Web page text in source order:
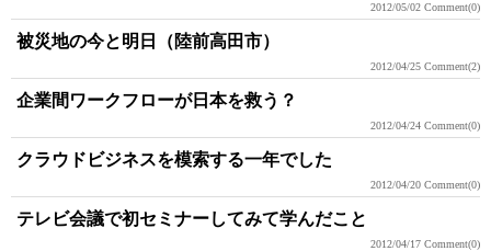
2012/05/02 Comment(0)
被災地の今と明日（陸前高田市）
2012/04/25 Comment(2)
企業間ワークフローが日本を救う？
2012/04/24 Comment(0)
クラウドビジネスを模索する一年でした
2012/04/20 Comment(0)
テレビ会議で初セミナーしてみて学んだこと
2012/04/17 Comment(0)